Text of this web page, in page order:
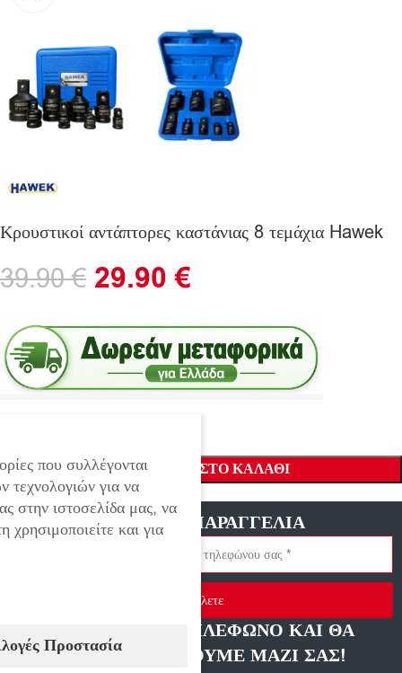
Κρουστικοί αντάπτορες καστάνιας 8 τεμάχια Hawek
39.90€ 29.90€
ΠΡΟΣΘΉΚΗ ΣΤΟ ΚΑΛΆΘΙ
ΓΡΗΓΟΡΗ ΠΑΡΑΓΓΕΛΙΑ
Στείλετε
ΑΦΗΣΤΕ ΜΑΣ ΤΗΛΕΦΩΝΟ ΚΑΙ ΘΑ
ΕΠΙΚΟΙΝΩΝΗΣΟΥΜΕ ΜΑΖΙ ΣΑΣ!
που συλλέγονται
για να
στην ιστοσελίδα μας, να
και για
Προστασία